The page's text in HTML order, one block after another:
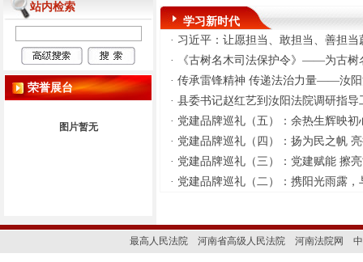
拟向案外人发放的金额公示如
下： 特别提示：公示期满3个自然
日后，如无当事人提出异议，则
该案款将向案外人发放，监督电
话：0379-63157915。 河南省汝阳
县人民法院执行局 2026年7月16日
理，完善执行案款管理工作，维
话：0379-63157915。 河南省汝阳
站内检索
荣誉展台
图片暂无
学习新时代
· 习近平：让愿担当、敢担当、善担当
·
《古树名木司法保护令》——为古树
· 传承雷锋精神 传递法治力量——汝
· 县委书记赵红艺到汝阳法院调研指导
· 党建品牌巡礼（五）：余热生辉映初
· 党建品牌巡礼（四）：扬为民之帆
· 党建品牌巡礼（三）：党建赋能 擦
· 党建品牌巡礼（二）：携阳光雨露，
最高人民法院 河南省高级人民法院 河南法院网